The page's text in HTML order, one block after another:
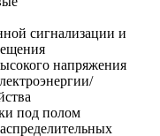
сигнализации и
напряжения
под полом